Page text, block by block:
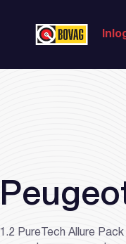
1.2 PureTech Allure